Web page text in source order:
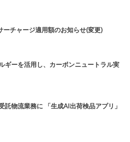
チャージ適用額のお知らせ(変更)
ギーを活用し、カーボンニュートラル実
託物流業務に 「生成AI出荷検品アプリ」